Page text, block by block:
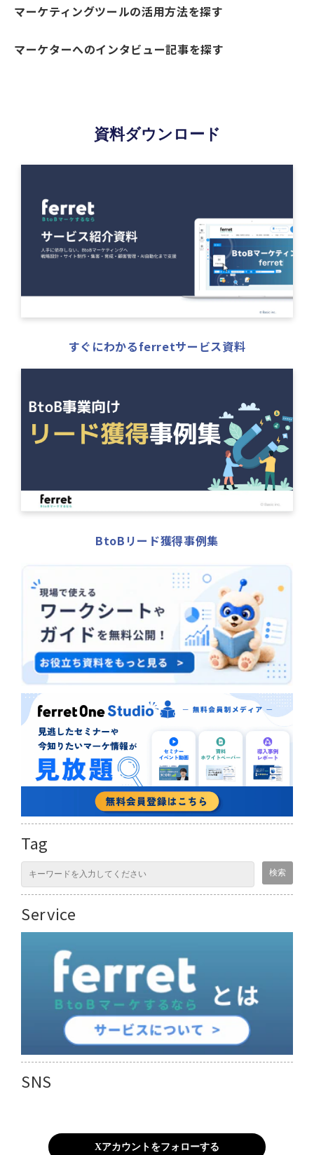
マーケティングツールの活用方法を探す
マーケターへのインタビュー記事を探す
資料ダウンロード
すぐにわかるferretサービス資料
BtoBリード獲得事例集
Tag
Service
SNS
Xアカウントをフォローする